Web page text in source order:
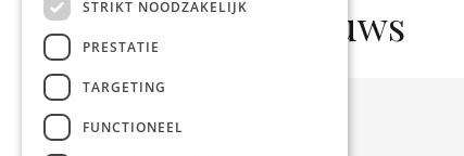
Gerelateerd nieuws
STRIKT NOODZAKELIJK
PRESTATIE
TARGETING
FUNCTIONEEL